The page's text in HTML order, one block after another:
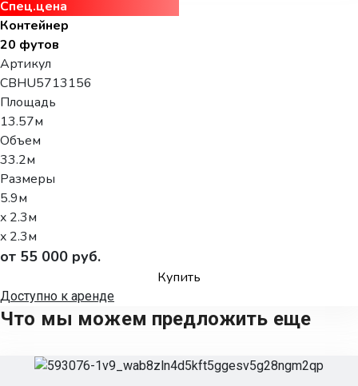
Спец.цена
Контейнер
20 футов
Артикул
CBHU5713156
Площадь
13.57м
Объем
33.2м
Размеры
5.9м
x 2.3м
x 2.3м
от 55 000 руб.
Купить
Доступно к аренде
Что мы можем предложить еще